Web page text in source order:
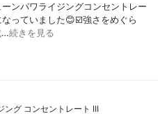
ンパワライジングコンセントレー
っていました😊☑️強さをめぐら
…続きを見る
ング コンセントレート III